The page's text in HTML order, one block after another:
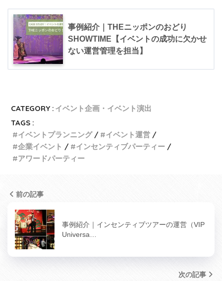
事例紹介｜THEニッポンのおどり
SHOWTIME【イベントの成功に欠かせ
ない運営管理を担当】
CATEGORY : イベント企画・イベント演出
TAGS :
イベントプランニング
イベント運営
企業イベント
インセンティブパーティー
アワードパーティー
前の記事
事例紹介｜インセンティブツアーの運営（VIP
Universa…
次の記事